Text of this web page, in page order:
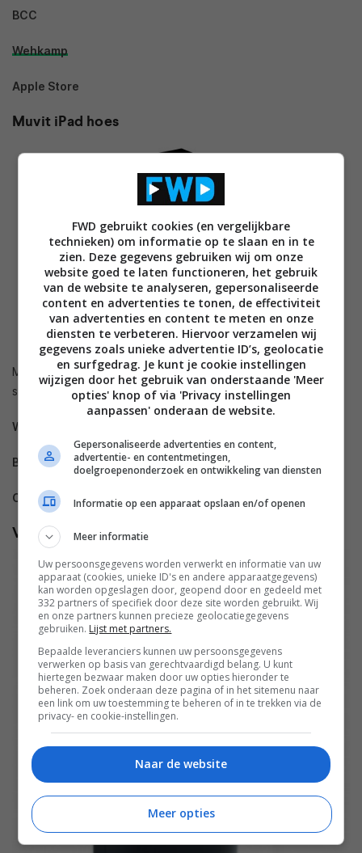
BCC
Wehkamp
Apple Store
Muvit iPad hoes
Met deze hoes geef je de iPad optimale bescherming in een
stijlvol, transparant jasje.
Waar te koop?
BCC
Central point
Vogels Basecover & Wallmount voor de iPad
FWD gebruikt cookies (en vergelijkbare
technieken) om informatie op te slaan en in te
zien. Deze gegevens gebruiken wij om onze
website goed te laten functioneren, het gebruik
van de website te analyseren, gepersonaliseerde
content en advertenties te tonen, de effectiviteit
van advertenties en content te meten en onze
diensten te verbeteren. Hiervoor verzamelen wij
gegevens zoals unieke advertentie ID’s, geolocatie
en surfgedrag. Je kunt je cookie instellingen
wijzigen door het gebruik van onderstaande 'Meer
opties' knop of via 'Privacy instellingen
aanpassen' onderaan de website.
Gepersonaliseerde advertenties en content,
advertentie- en contentmetingen,
doelgroepenonderzoek en ontwikkeling van diensten
Informatie op een apparaat opslaan en/of openen
Meer informatie
Uw persoonsgegevens worden verwerkt en informatie van uw
apparaat (cookies, unieke ID's en andere apparaatgegevens)
kan worden opgeslagen door, geopend door en gedeeld met
332 partners of specifiek door deze site worden gebruikt. Wij
en onze partners kunnen precieze geolocatiegegevens
gebruiken. Lijst met partners.
Bepaalde leveranciers kunnen uw persoonsgegevens
verwerken op basis van gerechtvaardigd belang. U kunt
hiertegen bezwaar maken door uw opties hieronder te
beheren. Zoek onderaan deze pagina of in het sitemenu naar
een link om uw toestemming te beheren of in te trekken via de
privacy- en cookie-instellingen.
Naar de website
Meer opties